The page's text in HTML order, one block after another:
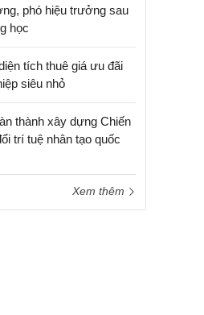
phó hiệu trưởng sau
học
tích thuê giá ưu đãi
siêu nhỏ
thành xây dựng Chiến
trí tuệ nhân tạo quốc
Xem thêm